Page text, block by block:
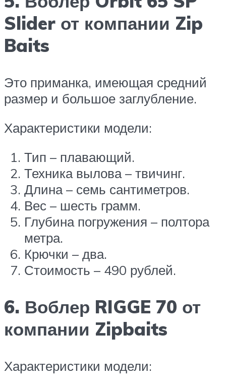
Slider от компании Zip
Baits
Это приманка, имеющая средний
размер и большое заглубление.
Характеристики модели:
Тип – плавающий.
Техника вылова – твичинг.
Длина – семь сантиметров.
Вес – шесть грамм.
Глубина погружения – полтора
метра.
Крючки – два.
Стоимость – 490 рублей.
6. Воблер RIGGE 70 от
компании Zipbaits
Характеристики модели: